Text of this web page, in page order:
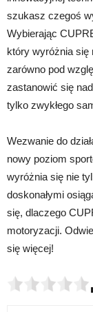
szukasz czegoś
Wybierając
który wyróżnia się
zarówno pod
zastanowić się
tylko zwykłego
Wezwanie do
nowy poziom
wyróżnia się nie
doskonałymi
się, dlaczego
motoryzacji.
się więcej!